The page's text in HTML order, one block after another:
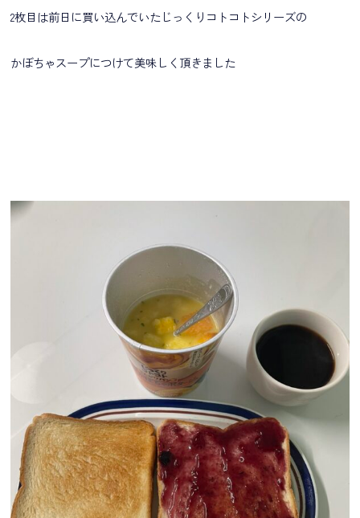
2枚目は前日に買い込んでいたじっくりコトコトシリーズの
かぼちゃスープにつけて美味しく頂きました